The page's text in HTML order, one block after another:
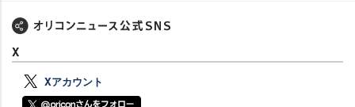
X
Xアカウント